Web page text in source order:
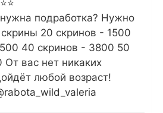
подработка? Нужно
20 скринов - 1500
40 скринов - 3800 50
От вас нет никаких
любой возраст!